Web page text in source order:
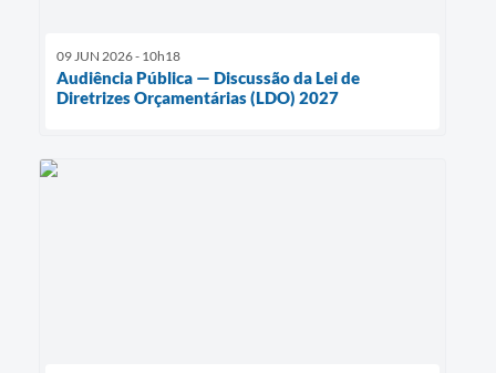
09 JUN 2026 - 10h18
Audiência Pública — Discussão da Lei de
Diretrizes Orçamentárias (LDO) 2027